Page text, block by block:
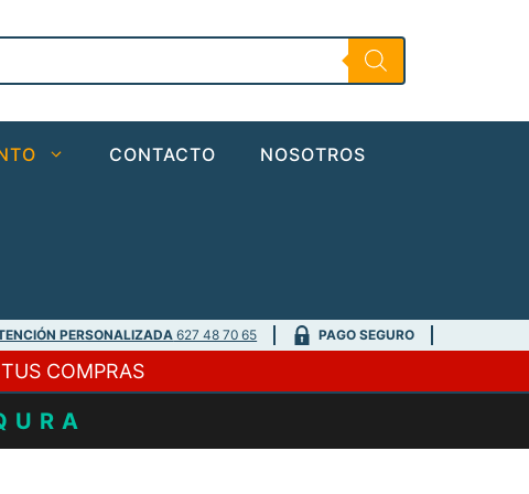
CONTACTO NOSOTROS
PERSONALIZADA627 48 70 65 PAGO SEGURO
COMPRAS